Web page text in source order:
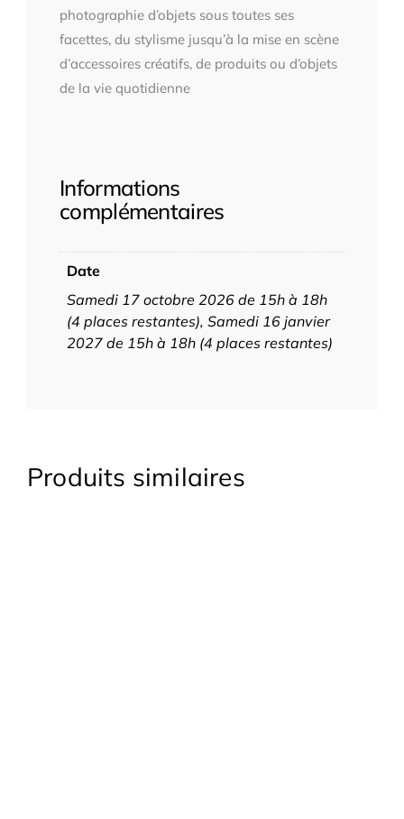
photographie d’objets sous toutes ses
facettes, du stylisme jusqu’à la mise en scène
d’accessoires créatifs, de produits ou d’objets
de la vie quotidienne
Informations
complémentaires
Date
Samedi 17 octobre 2026 de 15h à 18h
(4 places restantes), Samedi 16 janvier
2027 de 15h à 18h (4 places restantes)
Produits similaires